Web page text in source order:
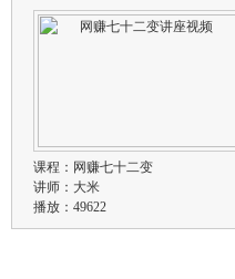
课程： 网赚七十二变
讲师： 大米
播放：49622